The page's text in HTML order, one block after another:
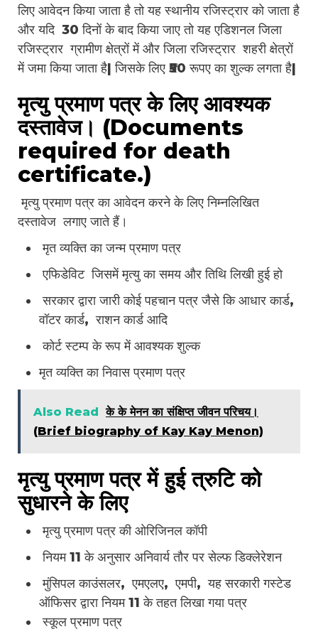
लिए आवेदन किया जाता है तो यह स्थानीय रजिस्ट्रार को जाता है
और यदि 30 दिनों के बाद किया जाए तो यह एडिशनल जिला
रजिस्ट्रार ग्रामीण क्षेत्रों में और जिला रजिस्ट्रार शहरी क्षेत्रों
में जमा किया जाता है| जिसके लिए ₹50 रूपए का शुल्क लगता है|
मृत्यु प्रमाण पत्र के लिए आवश्यक
दस्तावेज। (Documents
required for death
certificate.)
मृत्यु प्रमाण पत्र का आवेदन करने के लिए निम्नलिखित
दस्तावेज लगाए जाते हैं।
मृत व्यक्ति का जन्म प्रमाण पत्र
एफिडेविट जिसमें मृत्यु का समय और तिथि लिखी हुई हो
सरकार द्वारा जारी कोई पहचान पत्र जैसे कि आधार कार्ड,
वॉटर कार्ड, राशन कार्ड आदि
कोर्ट स्टम्प के रूप में आवश्यक शुल्क
मृत व्यक्ति का निवास प्रमाण पत्र
Also Read के के मेनन का संक्षिप्त जीवन परिचय।
(Brief biography of Kay Kay Menon)
मृत्यु प्रमाण पत्र में हुई त्रुटि को
सुधारने के लिए
मृत्यु प्रमाण पत्र की ओरिजिनल कॉपी
नियम 11 के अनुसार अनिवार्य तौर पर सेल्फ डिक्लेरेशन
मुंसिपल काउंसलर, एमएलए, एमपी, यह सरकारी गस्टेड
ऑफिसर द्वारा नियम 11 के तहत लिखा गया पत्र
स्कूल प्रमाण पत्र